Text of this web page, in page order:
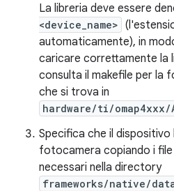
La libreria deve essere
<device_name>
automaticamente), in
caricare correttamente la
consulta il makefile per la
che si trova in
hardware/ti/omap4xxx/
Specifica che il dispositivo
fotocamera copiando i file
necessari nella directory
frameworks/native/